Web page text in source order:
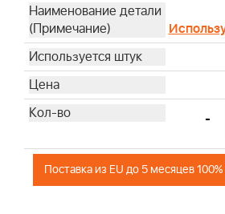
-
Поставка из EU до 5 месяцев